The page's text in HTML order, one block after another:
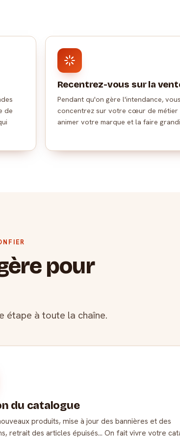
de
Recentrez-vous sur la
Pendant qu'on gère l'intendance,
concentrez sur votre cœur de métier
animer votre marque et la faire
pour
étape à toute la chaîne.
du catalogue
produits, mise à jour des bannières et des
retrait des articles épuisés… On fait vivre votre